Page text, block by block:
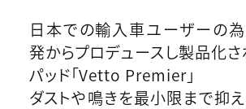
日本での輸入車ユーザーの
発からプロデュースし製品化
パッド「Vetto Premier」
ダストや鳴きを最小限まで抑